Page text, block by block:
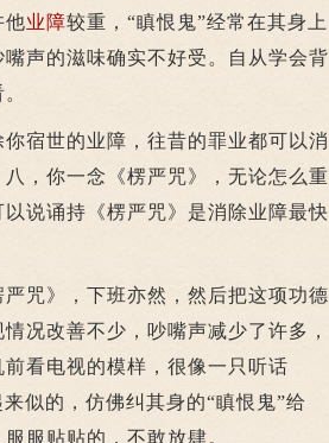
他业障较重，“瞋恨鬼”经常在其身上
声的滋味确实不好受。自从学会背
宿世的业障，往昔的罪业都可以消
，你一念《楞严咒》，无论怎么重
说诵持《楞严咒》是消除业障最快
咒》，下班亦然，然后把这项功德
况改善不少，吵嘴声减少了许多，
看电视的模样，很像一只听话
似的，仿佛纠其身的“瞋恨鬼”给
服贴贴的，不敢放肆。